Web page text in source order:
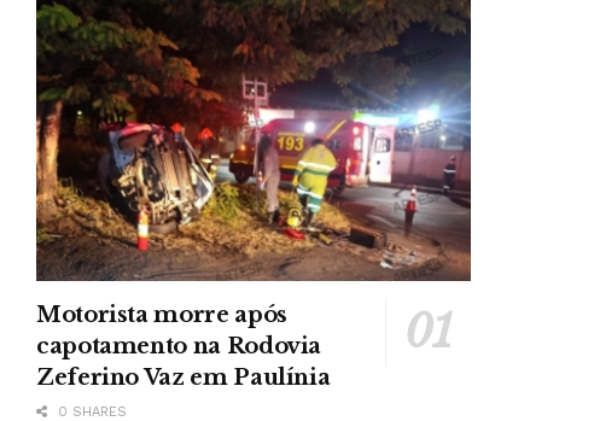
Motorista morre após
capotamento na Rodovia
Zeferino Vaz em Paulínia
0 SHARES